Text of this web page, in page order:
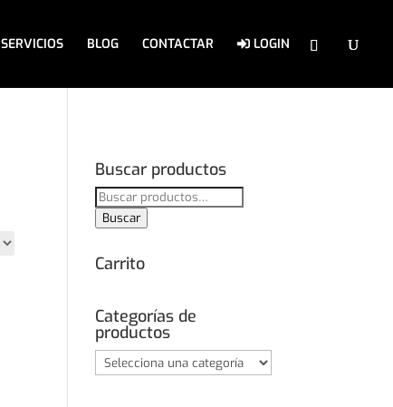
SERVICIOS BLOG CONTACTAR LOGIN
Buscar productos
Buscar
por:
Buscar
Carrito
Categorías de
productos